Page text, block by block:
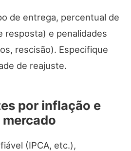
de entrega, percentual de
resposta) e penalidades
rescisão). Especifique
de reajuste.
por inflação e
(IPCA, etc.),